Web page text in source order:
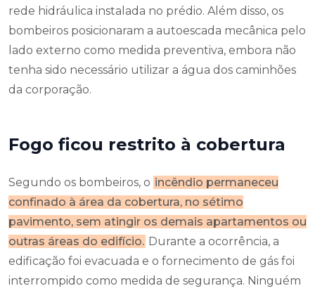
rede hidráulica instalada no prédio. Além disso, os
bombeiros posicionaram a autoescada mecânica pelo
lado externo como medida preventiva, embora não
tenha sido necessário utilizar a água dos caminhões
da corporação.
Fogo ficou restrito à cobertura
Segundo os bombeiros, o incêndio permaneceu
confinado à área da cobertura, no sétimo
pavimento, sem atingir os demais apartamentos ou
outras áreas do edifício. Durante a ocorrência, a
edificação foi evacuada e o fornecimento de gás foi
interrompido como medida de segurança. Ninguém